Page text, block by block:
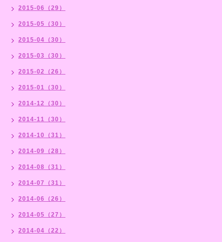
2015-06（29）
2015-05（30）
2015-04（30）
2015-03（30）
2015-02（26）
2015-01（30）
2014-12（30）
2014-11（30）
2014-10（31）
2014-09（28）
2014-08（31）
2014-07（31）
2014-06（26）
2014-05（27）
2014-04（22）